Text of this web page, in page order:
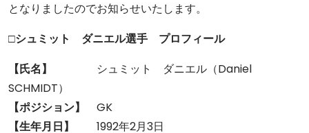
となりましたのでお知らせいたします。
□シュミット ダニエル選手 プロフィール
【氏名】
シュミット ダニエル（Daniel
SCHMIDT）
【ポジション】
GK
【生年月日】
1992年2月3日